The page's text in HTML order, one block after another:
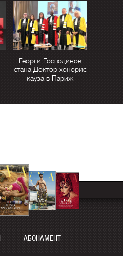
Георги Господинов
стана Доктор хонорис
кауза в Париж
АБОНАМЕНТ